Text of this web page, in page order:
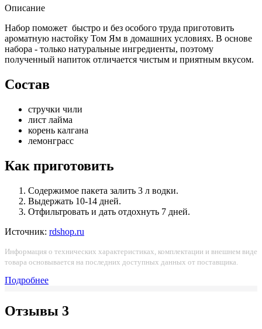
Описание
Набор поможет быстро и без особого труда приготовить
ароматную настойку Том Ям в домашних условиях. В основе
набора - только натуральные ингредиенты, поэтому
полученный напиток отличается чистым и приятным вкусом.
Состав
стручки чили
лист лайма
корень калгана
лемонграсс
Как приготовить
Содержимое пакета залить 3 л водки.
Выдержать 10-14 дней.
Отфильтровать и дать отдохнуть 7 дней.
Источник: rdshop.ru
Информация о технических характеристиках, комплектации и внешнем виде
товара основывается на последних доступных данных от поставщика.
Подробнее
Отзывы 3